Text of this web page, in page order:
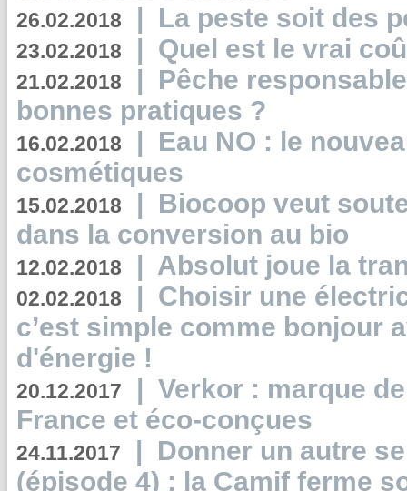
26.02.2018 | La peste soit des
23.02.2018 | Quel est le vrai
21.02.2018 | Pêche
bonnes pratiques ?
16.02.2018 | Eau NO : le
cosmétiques
15.02.2018 | Biocoop veut
dans la conversion au bio
12.02.2018 | Absolut joue la
02.02.2018 | Choisir une
c’est simple comme bonjour
d'énergie !
20.12.2017 | Verkor : marque
France et éco-conçues
24.11.2017 | Donner un autre
(épisode 4) : la Camif ferme